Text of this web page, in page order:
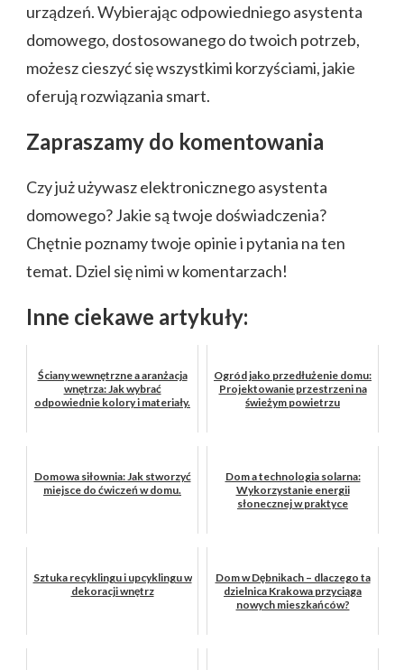
urządzeń. Wybierając odpowiedniego asystenta
domowego, dostosowanego do twoich potrzeb,
możesz cieszyć się wszystkimi korzyściami, jakie
oferują rozwiązania smart.
Zapraszamy do komentowania
Czy już używasz elektronicznego asystenta
domowego? Jakie są twoje doświadczenia?
Chętnie poznamy twoje opinie i pytania na ten
temat. Dziel się nimi w komentarzach!
Inne ciekawe artykuły:
Ściany wewnętrzne a aranżacja
wnętrza: Jak wybrać
odpowiednie kolory i materiały.
Ogród jako przedłużenie domu:
Projektowanie przestrzeni na
świeżym powietrzu
Domowa siłownia: Jak stworzyć
miejsce do ćwiczeń w domu.
Dom a technologia solarna:
Wykorzystanie energii
słonecznej w praktyce
Sztuka recyklingu i upcyklingu w
dekoracji wnętrz
Dom w Dębnikach – dlaczego ta
dzielnica Krakowa przyciąga
nowych mieszkańców?